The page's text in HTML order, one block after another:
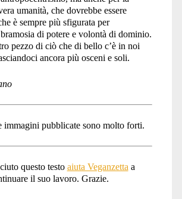
umanità, che dovrebbe essere
è sempre più sfigurata per
di potere e volontà di dominio.
pezzo di ciò che di bello c’è in noi
ancora più osceni e soli.
immagini pubblicate sono molto forti.
questo testo aiuta Veganzetta a
il suo lavoro. Grazie.